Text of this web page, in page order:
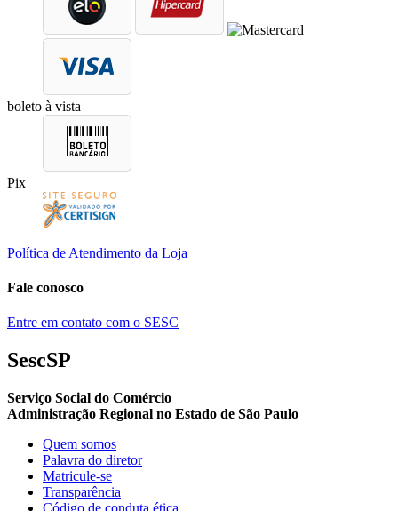
boleto à vista
Pix
Política de Atendimento da Loja
Fale conosco
Entre em contato com o SESC
SescSP
Serviço Social do Comércio
Administração Regional no Estado de São Paulo
Quem somos
Palavra do diretor
Matricule-se
Transparência